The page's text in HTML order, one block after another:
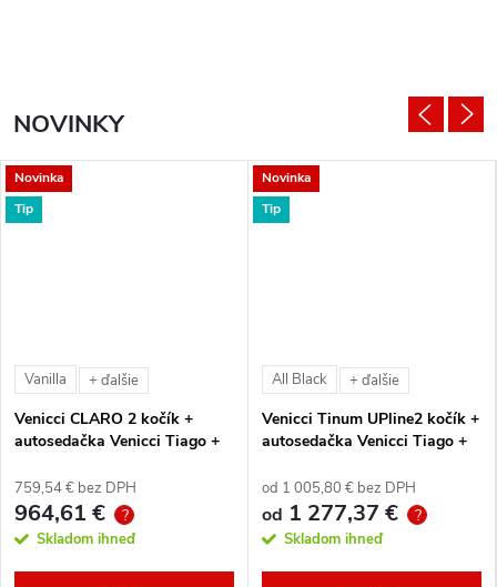
NOVINKY
Novinka
Tip
Vanilla + ďalšie
Venicci CLARO 2 kočík +
autosedačka Venicci Tiago +
759,54 € bez DPH
964,61 € ?
Skladom ihneď
Novinka
Tip
All Black + ďalšie
Venicci Tinum UPline2 kočík +
autosedačka Venicci Tiago +
od 1 005,80 € bez DPH
od 1 277,37 € ?
Skladom ihneď